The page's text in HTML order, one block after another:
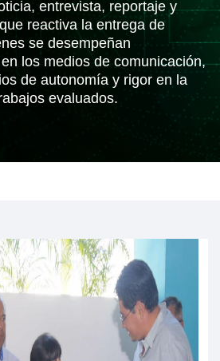
entrevista, reportaje y
reactiva la entrega de
se desempeñan
los medios de comunicación,
de autonomía y rigor en la
evaluados.